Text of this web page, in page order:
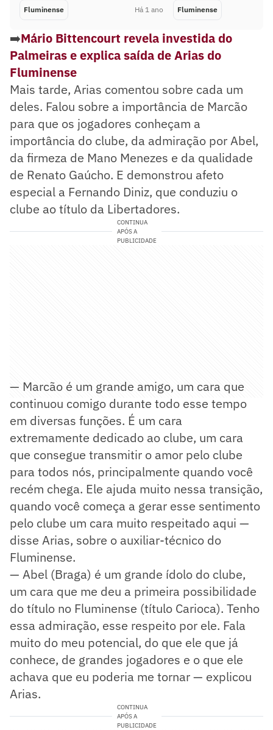
Fluminense Há 1 ano Fluminense
➡️Mário Bittencourt revela investida do
Palmeiras e explica saída de Arias do
Fluminense
Mais tarde, Arias comentou sobre cada um
deles. Falou sobre a importância de Marcão
para que os jogadores conheçam a
importância do clube, da admiração por Abel,
da firmeza de Mano Menezes e da qualidade
de Renato Gaúcho. E demonstrou afeto
especial a Fernando Diniz, que conduziu o
clube ao título da Libertadores.
CONTINUA
APÓS A
PUBLICIDADE
— Marcão é um grande amigo, um cara que
continuou comigo durante todo esse tempo
em diversas funções. É um cara
extremamente dedicado ao clube, um cara
que consegue transmitir o amor pelo clube
para todos nós, principalmente quando você
recém chega. Ele ajuda muito nessa transição,
quando você começa a gerar esse sentimento
pelo clube um cara muito respeitado aqui —
disse Arias, sobre o auxiliar-técnico do
Fluminense.
— Abel (Braga) é um grande ídolo do clube,
um cara que me deu a primeira possibilidade
do título no Fluminense (título Carioca). Tenho
essa admiração, esse respeito por ele. Fala
muito do meu potencial, do que ele que já
conhece, de grandes jogadores e o que ele
achava que eu poderia me tornar — explicou
Arias.
CONTINUA
APÓS A
PUBLICIDADE